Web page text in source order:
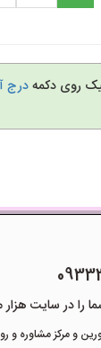
روی دکمهدرج
هزار مشاور دیده ام
و مرکز مشاوره و